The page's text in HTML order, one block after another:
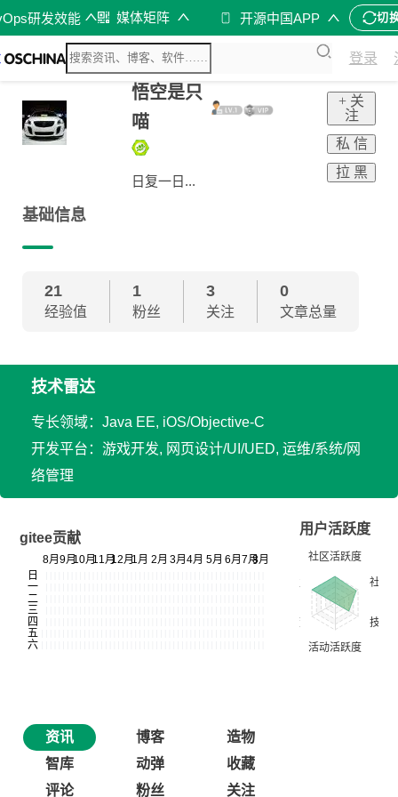
研发效能 媒体矩阵 开源中国APP 切
登录
悟空是只
喵
日复一日...
+ 关
注
私 信
拉 黑
基础信息
21
经验值
1
粉丝
3
关注
0
文章总量
技术雷达
专长领域：Java EE, iOS/Objective-C
开发平台：游戏开发, 网页设计/UI/UED, 运维/系统/网
络管理
gitee贡献
用户活跃度
资讯 博客
造物
智库
动弹
收藏
评论
粉丝 关注